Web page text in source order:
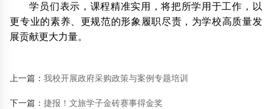
学员们表示，课程精准实用，将把所学用于工作，以
更专业的素养、更规范的形象履职尽责，为学校高质量发
展贡献更大力量。
上一篇：我校开展政府采购政策与案例专题培训
下一篇：捷报！文旅学子金砖赛事得金奖